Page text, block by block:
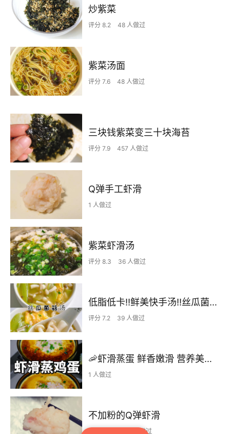
炒紫菜
评分 8.2 48 人做过
紫菜汤面
评分 7.6 48 人做过
三块钱紫菜变三十块海苔
评分 7.9 457 人做过
Q弹手工虾滑
1 人做过
紫菜虾滑汤
评分 8.3 36 人做过
低脂低卡‼️鲜美快手汤‼️丝瓜菌菇汤‼️好吃不胖天
评分 7.2 39 人做过
🦐虾滑蒸蛋 鲜香嫩滑 营养美味😋
1 人做过
不加粉的Q弹虾滑
1397 人做过